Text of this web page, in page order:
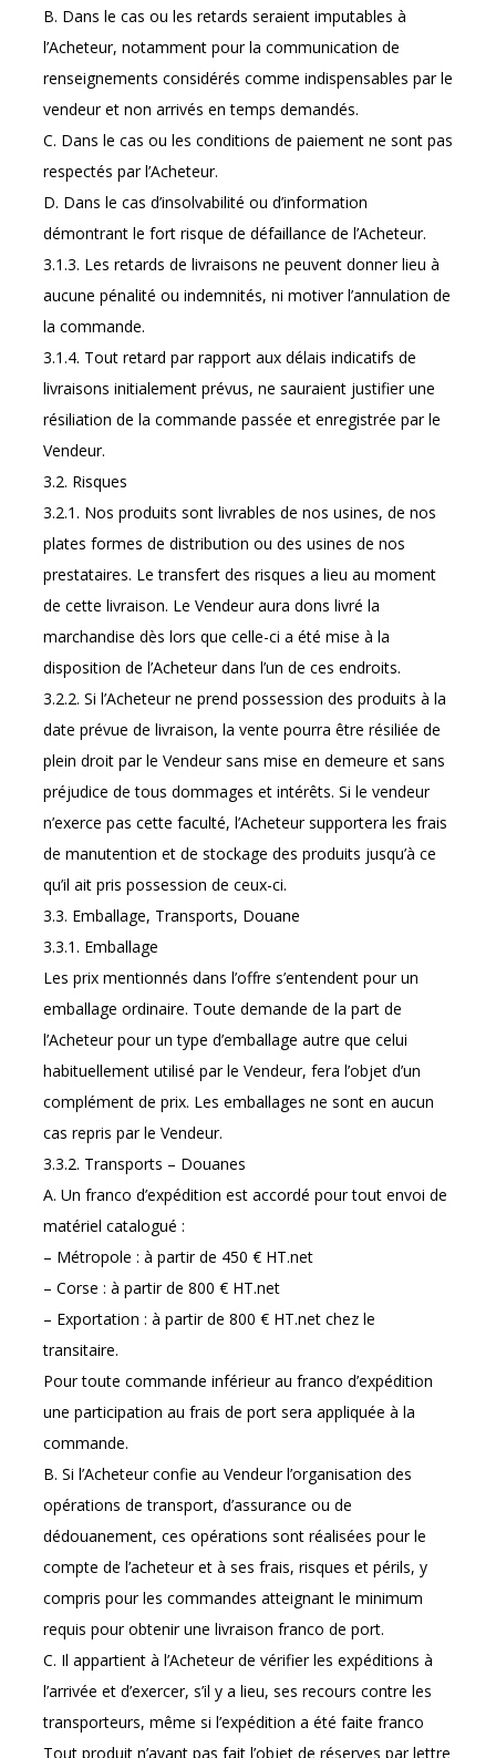
B. Dans le cas ou les retards seraient imputables à
l’Acheteur, notamment pour la communication de
renseignements considérés comme indispensables par le
vendeur et non arrivés en temps demandés.
C. Dans le cas ou les conditions de paiement ne sont pas
respectés par l’Acheteur.
D. Dans le cas d’insolvabilité ou d’information
démontrant le fort risque de défaillance de l’Acheteur.
3.1.3. Les retards de livraisons ne peuvent donner lieu à
aucune pénalité ou indemnités, ni motiver l’annulation de
la commande.
3.1.4. Tout retard par rapport aux délais indicatifs de
livraisons initialement prévus, ne sauraient justifier une
résiliation de la commande passée et enregistrée par le
Vendeur.
3.2. Risques
3.2.1. Nos produits sont livrables de nos usines, de nos
plates formes de distribution ou des usines de nos
prestataires. Le transfert des risques a lieu au moment
de cette livraison. Le Vendeur aura dons livré la
marchandise dès lors que celle-ci a été mise à la
disposition de l’Acheteur dans l’un de ces endroits.
3.2.2. Si l’Acheteur ne prend possession des produits à la
date prévue de livraison, la vente pourra être résiliée de
plein droit par le Vendeur sans mise en demeure et sans
préjudice de tous dommages et intérêts. Si le vendeur
n’exerce pas cette faculté, l’Acheteur supportera les frais
de manutention et de stockage des produits jusqu’à ce
qu’il ait pris possession de ceux-ci.
3.3. Emballage, Transports, Douane
3.3.1. Emballage
Les prix mentionnés dans l’offre s’entendent pour un
emballage ordinaire. Toute demande de la part de
l’Acheteur pour un type d’emballage autre que celui
habituellement utilisé par le Vendeur, fera l’objet d’un
complément de prix. Les emballages ne sont en aucun
cas repris par le Vendeur.
3.3.2. Transports – Douanes
A. Un franco d’expédition est accordé pour tout envoi de
matériel catalogué :
– Métropole : à partir de 450 € HT.net
– Corse : à partir de 800 € HT.net
– Exportation : à partir de 800 € HT.net chez le
transitaire.
Pour toute commande inférieur au franco d’expédition
une participation au frais de port sera appliquée à la
commande.
B. Si l’Acheteur confie au Vendeur l’organisation des
opérations de transport, d’assurance ou de
dédouanement, ces opérations sont réalisées pour le
compte de l’acheteur et à ses frais, risques et périls, y
compris pour les commandes atteignant le minimum
requis pour obtenir une livraison franco de port.
C. Il appartient à l’Acheteur de vérifier les expéditions à
l’arrivée et d’exercer, s’il y a lieu, ses recours contre les
transporteurs, même si l’expédition a été faite franco
Tout produit n’ayant pas fait l’objet de réserves par lettre